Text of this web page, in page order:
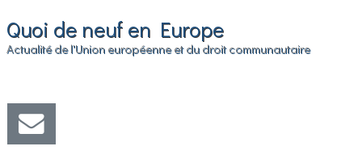
Quoi de neuf en Europe
Actualité de l'Union européenne et du droit communautaire